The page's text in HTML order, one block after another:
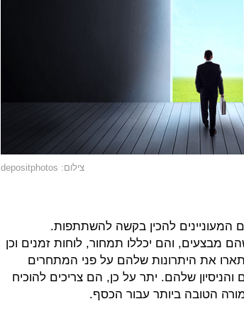
צילום: depositphotos
להכין בקשה להשתתפות.
מבצעים, והם יכללו תמחור, לוחות זמנים וכן
את היתרונות שלהם על פני המתחרים
והניסיון שלהם. יתר על כן, הם צריכים להוכיח
הטובה ביותר עבור הכסף.